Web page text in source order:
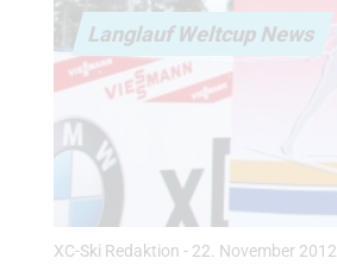
Langlauf Weltcup News
XC-Ski Redaktion - 22. November 2012